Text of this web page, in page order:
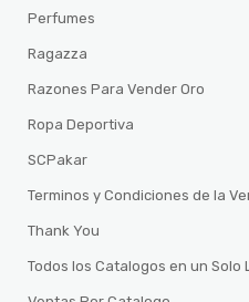
Perfumes
Ragazza
Razones Para Vender Oro
Ropa Deportiva
SCPakar
Terminos y Condiciones de la
Thank You
Todos los Catalogos en un Solo